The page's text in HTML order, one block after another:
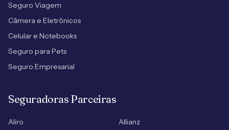
Seguro Viagem
Câmera e Eletrônicos
Celular e Notebooks
Seguro para Pets
Seguro Empresarial
Seguradoras Parceiras
Aliro Allianz